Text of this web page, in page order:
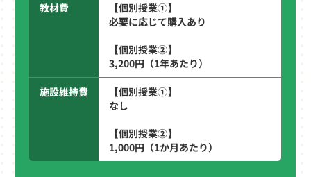
教材費
【個別授業①】
必要に応じて購入あり
【個別授業②】
3,200円（1年あたり）
施設維持費
【個別授業①】
なし
【個別授業②】
1,000円（1か月あたり）